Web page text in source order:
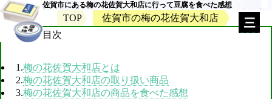
佐賀市にある梅の花佐賀大和店に行って豆腐を食べた感想
TOP
佐賀市の梅の花佐賀大和店
目次
1.梅の花佐賀大和店とは
2.梅の花佐賀大和店の取り扱い商品
3.梅の花佐賀大和店の商品を食べた感想